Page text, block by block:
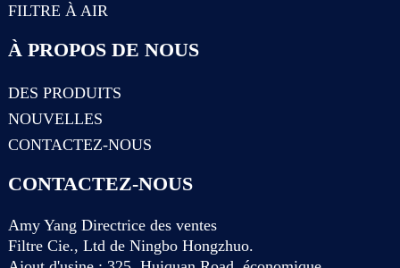
FILTRE À AIR
À PROPOS DE NOUS
DES PRODUITS
NOUVELLES
CONTACTEZ-NOUS
CONTACTEZ-NOUS
Amy Yang Directrice des ventes
Filtre Cie., Ltd de Ningbo Hongzhuo.